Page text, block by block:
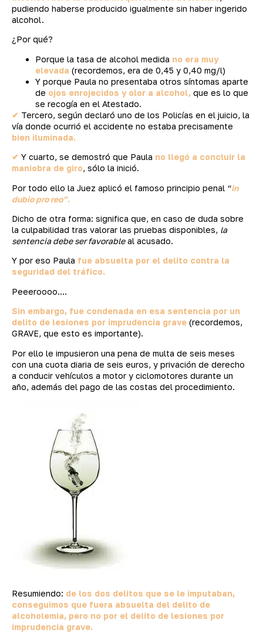
pudiendo haberse producido igualmente sin haber ingerido
alcohol.
¿Por qué?
Porque la tasa de alcohol medida no era muy
elevada (recordemos, era de 0,45 y 0,40 mg/l)
Y porque Paula no presentaba otros síntomas aparte
de ojos enrojecidos y olor a alcohol, que es lo que
se recogía en el Atestado.
✔ Tercero, según declaró uno de los Policías en el juicio, la
vía donde ocurrió el accidente no estaba precisamente
bien iluminada.
✔ Y cuarto, se demostró que Paula no llegó a concluir la
maniobra de giro, sólo la inició.
Por todo ello la Juez aplicó el famoso principio penal “in
dubio pro reo”.
Dicho de otra forma: significa que, en caso de duda sobre
la culpabilidad tras valorar las pruebas disponibles, la
sentencia debe ser favorableal acusado.
Y por eso Paula fue absuelta por el delito contra la
seguridad del tráfico.
Peeeroooo….
Sin embargo, fue condenada en esa sentencia por un
delito de lesiones por imprudencia grave (recordemos,
GRAVE, que esto es importante).
Por ello le impusieron una pena de multa de seis meses
con una cuota diaria de seis euros, y privación de derecho
a conducir vehículos a motor y ciclomotores durante un
año, además del pago de las costas del procedimiento.
Resumiendo: de los dos delitos que se le imputaban,
conseguimos que fuera absuelta del delito de
alcoholemia, pero no por el delito de lesiones por
imprudencia grave.